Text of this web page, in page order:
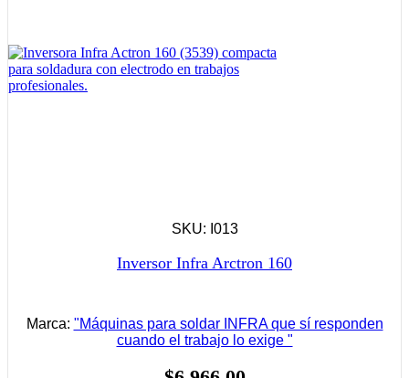
SKU: I013
Inversor Infra Arctron 160
Marca: "Máquinas para soldar INFRA que sí responden
cuando el trabajo lo exige "